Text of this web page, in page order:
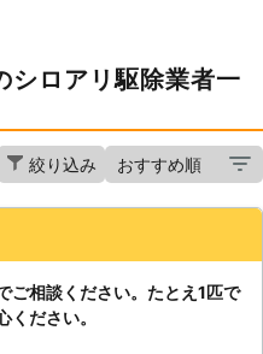
シロアリ駆除業者一
絞り込み
ご相談ください。たとえ1匹で
ださい。